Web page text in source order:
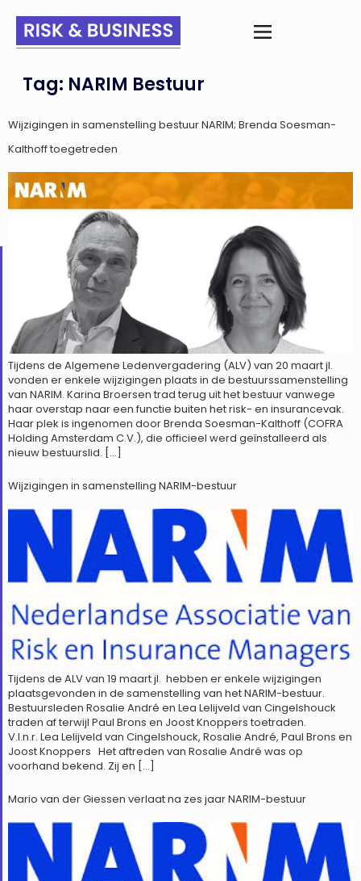
Tag: NARIM Bestuur
Wijzigingen in samenstelling bestuur NARIM; Brenda Soesman-
Kalthoff toegetreden
Tijdens de Algemene Ledenvergadering (ALV) van 20 maart jl.
vonden er enkele wijzigingen plaats in de bestuurssamenstelling
van NARIM. Karina Broersen trad terug uit het bestuur vanwege
haar overstap naar een functie buiten het risk- en insurancevak.
Haar plek is ingenomen door Brenda Soesman-Kalthoff (COFRA
Holding Amsterdam C.V.), die officieel werd geïnstalleerd als
nieuw bestuurslid. […]
Wijzigingen in samenstelling NARIM-bestuur
Tijdens de ALV van 19 maart jl. hebben er enkele wijzigingen
plaatsgevonden in de samenstelling van het NARIM-bestuur.
Bestuursleden Rosalie André en Lea Lelijveld van Cingelshouck
traden af terwijl Paul Brons en Joost Knoppers toetraden.
V.l.n.r. Lea Lelijveld van Cingelshouck, Rosalie André, Paul Brons en
Joost Knoppers Het aftreden van Rosalie André was op
voorhand bekend. Zij en […]
Mario van der Giessen verlaat na zes jaar NARIM-bestuur